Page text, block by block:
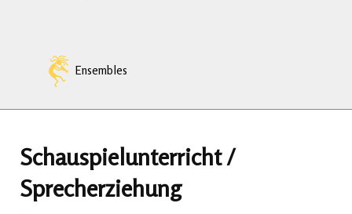
Ensembles
Schauspielunterricht /
Sprecherziehung